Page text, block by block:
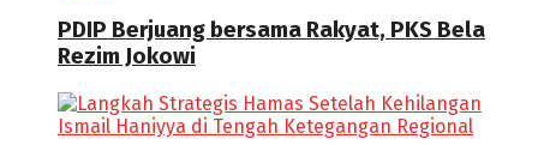
PDIP Berjuang bersama Rakyat, PKS Bela
Rezim Jokowi